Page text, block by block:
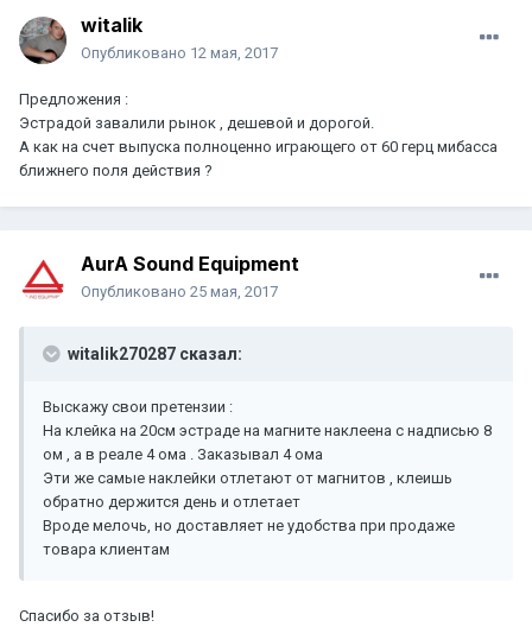
witalik
Опубликовано 12 мая, 2017
Предложения :
Эстрадой завалили рынок , дешевой и дорогой.
А как на счет выпуска полноценно играющего от 60 герц мибасса
ближнего поля действия ?
AurA Sound Equipment
Опубликовано 25 мая, 2017
witalik270287 сказал:
Выскажу свои претензии :
На клейка на 20см эстраде на магните наклеена с надписью 8
ом , а в реале 4 ома . Заказывал 4 ома
Эти же самые наклейки отлетают от магнитов , клеишь
обратно держится день и отлетает
Вроде мелочь, но доставляет не удобства при продаже
товара клиентам
Спасибо за отзыв!